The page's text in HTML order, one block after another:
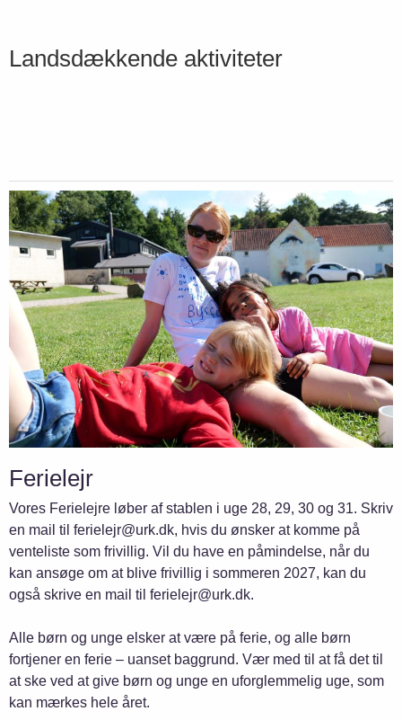
Landsdækkende aktiviteter
Ferielejr
Vores Ferielejre løber af stablen i uge 28, 29, 30 og 31. Skriv
en mail til ferielejr@urk.dk, hvis du ønsker at komme på
venteliste som frivillig. Vil du have en påmindelse, når du
kan ansøge om at blive frivillig i sommeren 2027, kan du
også skrive en mail til ferielejr@urk.dk.
Alle børn og unge elsker at være på ferie, og alle børn
fortjener en ferie – uanset baggrund. Vær med til at få det til
at ske ved at give børn og unge en uforglemmelig uge, som
kan mærkes hele året.